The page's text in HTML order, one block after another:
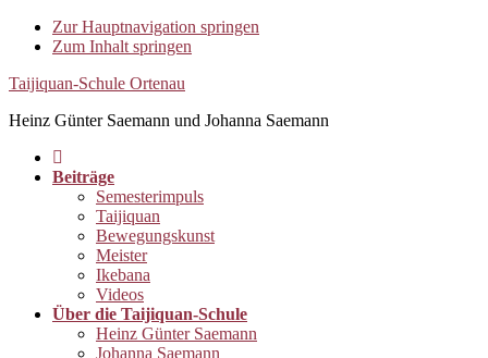
Zur Hauptnavigation springen
Zum Inhalt springen
Taijiquan-Schule Ortenau
Heinz Günter Saemann und Johanna Saemann
Beiträge
Semesterimpuls
Taijiquan
Bewegungskunst
Meister
Ikebana
Videos
Über die Taijiquan-Schule
Heinz Günter Saemann
Johanna Saemann